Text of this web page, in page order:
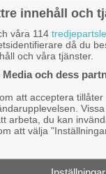
innehåll och
våra 114
då du
och våra tjänster.
Media och dess
att acceptera
arbeta, du kan
att välja